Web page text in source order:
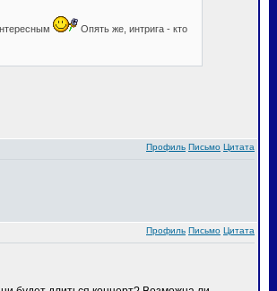
Опять же, интрига - кто
Профиль Письмо Цитата
Профиль Письмо Цитата